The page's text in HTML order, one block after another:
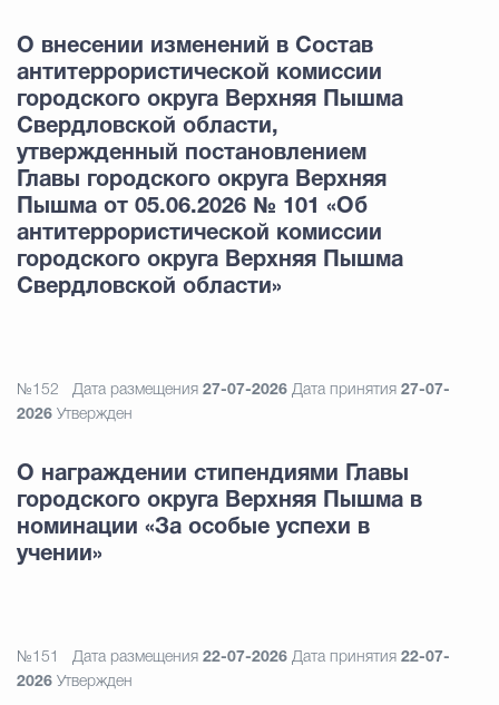
О внесении изменений в Состав
антитеррористической комиссии
городского округа Верхняя Пышма
Свердловской области,
утвержденный постановлением
Главы городского округа Верхняя
Пышма от 05.06.2026 № 101 «Об
антитеррористической комиссии
городского округа Верхняя Пышма
Свердловской области»
№152 Дата размещения 27-07-2026 Дата принятия 27-07-
2026 Утвержден
О награждении стипендиями Главы
городского округа Верхняя Пышма в
номинации «За особые успехи в
учении»
№151 Дата размещения 22-07-2026 Дата принятия 22-07-
2026 Утвержден